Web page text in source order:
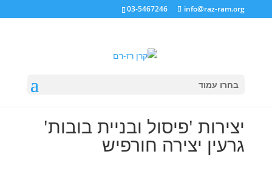
03-5467246 info@raz-ram.org
בחרו עמוד
יצירות 'פיסול ובניית בובות'
גרעין יצירה חורפיש